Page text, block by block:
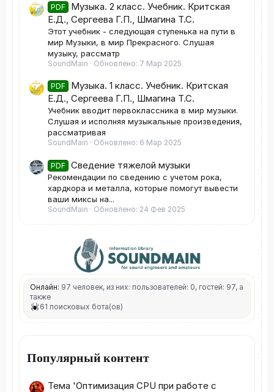
PDF
Музыка. 2 класс. Учебник. Критская
Е.Д., Сергеева Г.П., Шмагина Т.С.
Этот учебник - следующая ступенька на пути в
мир Музыки, в мир Прекрасного. Слушая
музыку, рассматр
SoundMain Обновлено: 7 Мар 2025
PDF
Музыка. 1 класс. Учебник. Критская
Е.Д., Сергеева Г.П., Шмагина Т.С.
Учебник вводит первоклассника в мир музыки.
Слушая и исполняя музыкальные произведения,
рассматривая
SoundMain Обновлено: 6 Мар 2025
PDF Сведение тяжелой музыки
Рекомендации по сведению с учетом рока,
хардкора и металла, которые помогут вывести
ваши миксы на...
SoundMain Обновлено: 24 Фев 2025
Онлайн: 97 человек, из них: пользователей: 0, гостей: 97, а
также
61 поисковых бота(ов)
Популярный контент
Тема 'Оптимизация CPU при работе с